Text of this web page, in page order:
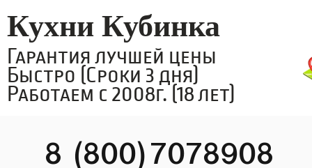
Кухни Кубинка
Гарантия лучшей цены
Быстро (Сроки 3 дня)
Работаем с 2008г. (18 лет)
8 (800)7078908